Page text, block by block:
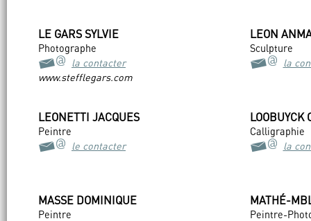
LE GARS SYLVIE
Photographe
la contacter
www.stefflegars.com
LEON
Sculpture
la
LEONETTI JACQUES
Peintre
le contacter
LOOBUYCK
Calligraphie
la
MASSE DOMINIQUE
Peintre
MATHÉ-
Peintre-